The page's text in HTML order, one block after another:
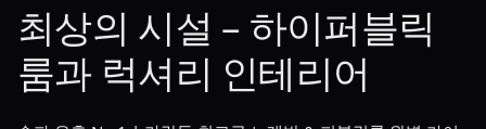
최상의 시설 – 하이퍼블릭
룸과 럭셔리 인테리어